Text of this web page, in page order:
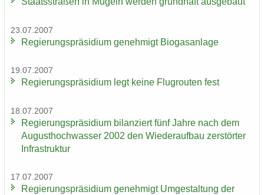
23.07.2007
Re­gie­rungs­prä­si­di­um ge­neh­migt Bio­gas­an­la­ge
19.07.2007
Re­gie­rungs­prä­si­di­um legt keine Flug­rou­ten fest
18.07.2007
Re­gie­rungs­prä­si­di­um bi­lan­ziert fünf Jahre nach dem
Au­gust­hoch­was­ser 2002 den Wie­der­auf­bau zer­stör­ter
In­fra­struk­tur
17.07.2007
Re­gie­rungs­prä­si­di­um ge­neh­migt Um­ge­stal­tung der